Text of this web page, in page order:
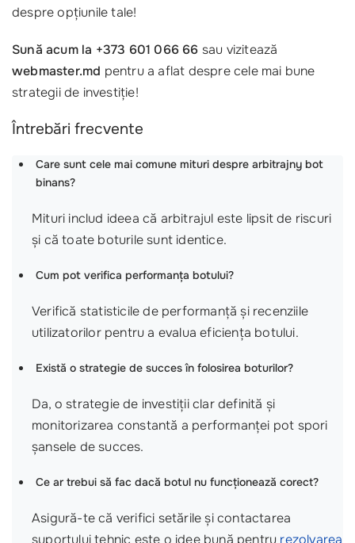
despre opțiunile tale!
Sună acum la +373 601 066 66 sau vizitează
webmaster.md pentru a aflat despre cele mai bune
strategii de investiție!
Întrebări frecvente
Care sunt cele mai comune mituri despre arbitrajny bot
binans?
Mituri includ ideea că arbitrajul este lipsit de riscuri
și că toate boturile sunt identice.
Cum pot verifica performanța botului?
Verifică statisticile de performanță și recenziile
utilizatorilor pentru a evalua eficiența botului.
Există o strategie de succes în folosirea boturilor?
Da, o strategie de investiții clar definită și
monitorizarea constantă a performanței pot spori
șansele de succes.
Ce ar trebui să fac dacă botul nu funcționează corect?
Asigură-te că verifici setările și contactarea
suportului tehnic este o idee bună pentru rezolvarea